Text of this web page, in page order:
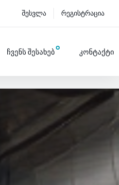
შესვლა რეგისტრაცია
ჩვენს შესახებ კონტაქტი